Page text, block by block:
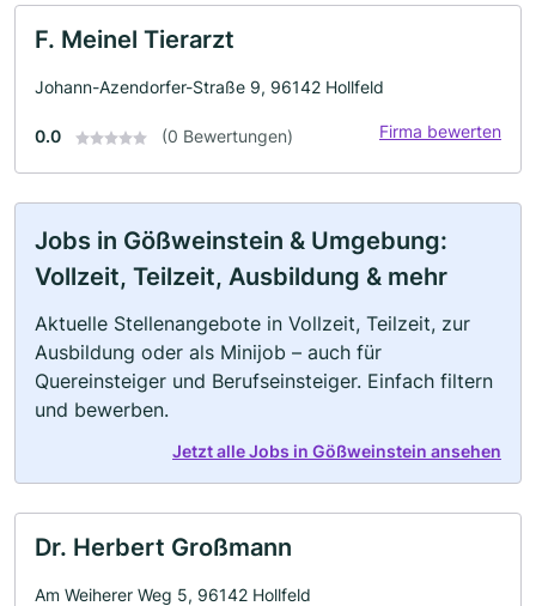
F. Meinel Tierarzt
Johann-Azendorfer-Straße 9, 96142 Hollfeld
0.0 (0 Bewertungen) Firma bewerten
Jobs in Gößweinstein & Umgebung:
Vollzeit, Teilzeit, Ausbildung & mehr
Aktuelle Stellenangebote in Vollzeit, Teilzeit, zur
Ausbildung oder als Minijob – auch für
Quereinsteiger und Berufseinsteiger. Einfach filtern
und bewerben.
Jetzt alle Jobs in Gößweinstein ansehen
Dr. Herbert Großmann
Am Weiherer Weg 5, 96142 Hollfeld